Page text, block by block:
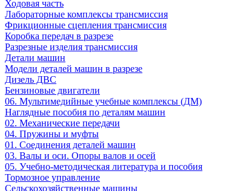
Ходовая часть
Лабораторные комплексы трансмиссия
Фрикционные сцепления трансмиссия
Коробка передач в разрезе
Разрезные изделия трансмиссия
Детали машин
Модели деталей машин в разрезе
Дизель ДВС
Бензиновые двигатели
06. Мультимедийные учебные комплексы (ДМ)
Наглядные пособия по деталям машин
02. Механические передачи
04. Пружины и муфты
01. Соединения деталей машин
03. Валы и оси. Опоры валов и осей
05. Учебно-методическая литература и пособия
Тормозное управление
Сельскохозяйственные машины